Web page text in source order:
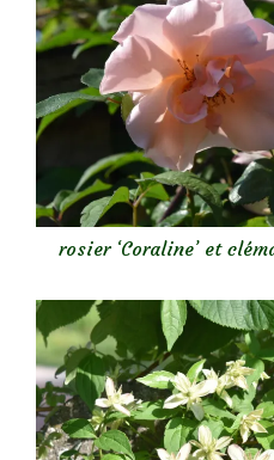
rosier ‘Coraline’ et